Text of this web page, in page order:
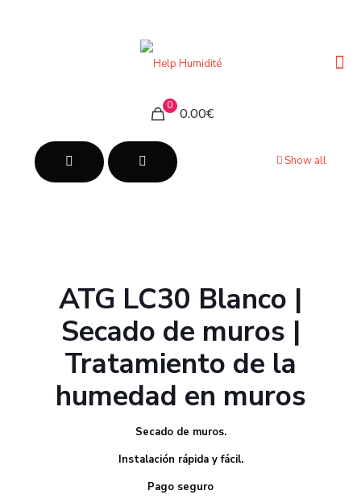
0 0.00€
Show all
ATG LC30 Blanco |
Secado de muros |
Tratamiento de la
humedad en muros
Secado de muros.
Instalación rápida y fácil.
Pago seguro